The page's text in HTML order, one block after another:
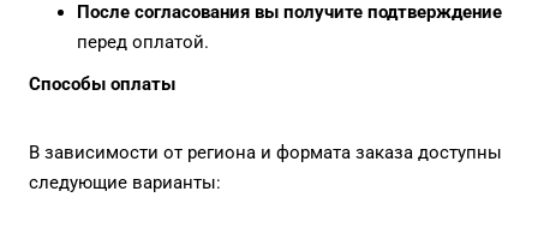
После согласования вы получите подтверждение
перед оплатой.
Способы оплаты
В зависимости от региона и формата заказа доступны
следующие варианты: